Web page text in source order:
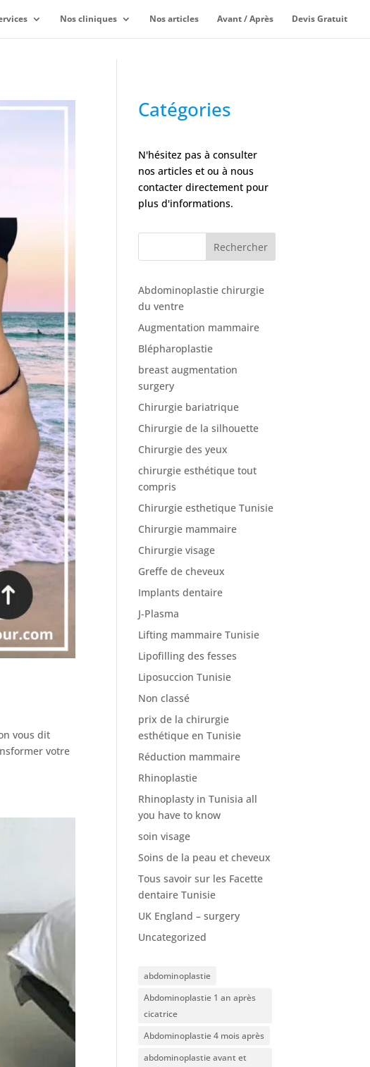
Nos cliniques Nos articles Avant / Après Devis Gratuit
vous dit
votre
Catégories
N'hésitez pas à consulter
nos articles et ou à nous
contacter directement pour
plus d'informations.
Rechercher
Abdominoplastie chirurgie
du ventre
Augmentation mammaire
Blépharoplastie
breast augmentation
surgery
Chirurgie bariatrique
Chirurgie de la silhouette
Chirurgie des yeux
chirurgie esthétique tout
compris
Chirurgie esthetique Tunisie
Chirurgie mammaire
Chirurgie visage
Greffe de cheveux
Implants dentaire
J-Plasma
Lifting mammaire Tunisie
Lipofilling des fesses
Liposuccion Tunisie
Non classé
prix de la chirurgie
esthétique en Tunisie
Réduction mammaire
Rhinoplastie
Rhinoplasty in Tunisia all
you have to know
soin visage
Soins de la peau et cheveux
Tous savoir sur les Facette
dentaire Tunisie
UK England – surgery
Uncategorized
abdominoplastie
Abdominoplastie 1 an après
cicatrice
Abdominoplastie 4 mois après
abdominoplastie avant et